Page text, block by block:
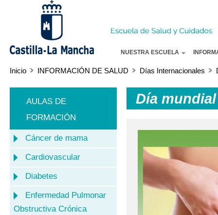
NUESTRA ESCUELA
Inicio INFORMACIÓN DE SALUD Días Internacionales
AULAS DE
FORMACIÓN
Cáncer de mama
Cardiovascular
Diabetes
Enfermedad Pulmonar
Obstructiva Crónica
Día